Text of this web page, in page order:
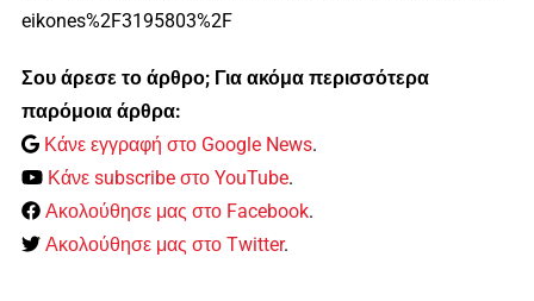
eikones%2F3195803%2F
Σου άρεσε το άρθρο; Για ακόμα περισσότερα
παρόμοια άρθρα:
Κάνε εγγραφή στο Google News.
Κάνε subscribe στο YouTube.
Ακολούθησε μας στο Facebook.
Ακολούθησε μας στο Twitter.